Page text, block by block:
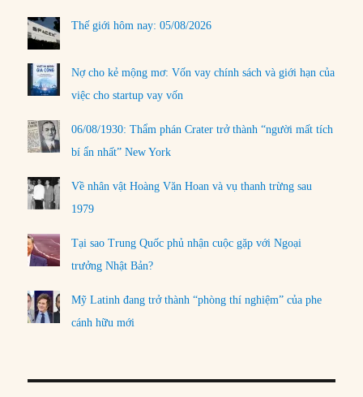
Thế giới hôm nay: 05/08/2026
Nợ cho kẻ mộng mơ: Vốn vay chính sách và giới hạn của
việc cho startup vay vốn
06/08/1930: Thẩm phán Crater trở thành “người mất tích
bí ẩn nhất” New York
Về nhân vật Hoàng Văn Hoan và vụ thanh trừng sau
1979
Tại sao Trung Quốc phủ nhận cuộc gặp với Ngoại
trưởng Nhật Bản?
Mỹ Latinh đang trở thành “phòng thí nghiệm” của phe
cánh hữu mới